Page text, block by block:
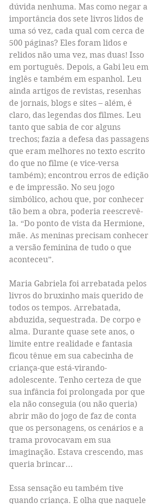
dúvida nenhuma. Mas como negar a
importância dos sete livros lidos de
uma só vez, cada qual com cerca de
500 páginas? Eles foram lidos e
relidos não uma vez, mas duas! Isso
em português. Depois, a Gabi leu em
inglês e também em espanhol. Leu
ainda artigos de revistas, resenhas
de jornais, blogs e sites – além, é
claro, das legendas dos filmes. Leu
tanto que sabia de cor alguns
trechos; fazia a defesa das passagens
que eram melhores no texto escrito
do que no filme (e vice-versa
também); encontrou erros de edição
e de impressão. No seu jogo
simbólico, achou que, por conhecer
tão bem a obra, poderia reescrevê-
la. “Do ponto de vista da Hermione,
mãe. As meninas precisam conhecer
a versão feminina de tudo o que
aconteceu”.
Maria Gabriela foi arrebatada pelos
livros do bruxinho mais querido de
todos os tempos. Arrebatada,
abduzida, sequestrada. De corpo e
alma. Durante quase sete anos, o
limite entre realidade e fantasia
ficou tênue em sua cabecinha de
criança-que está-virando-
adolescente. Tenho certeza de que
sua infância foi prolongada por que
ela não conseguia (ou não queria)
abrir mão do jogo de faz de conta
que os personagens, os cenários e a
trama provocavam em sua
imaginação. Estava crescendo, mas
queria brincar...
Essa sensação eu também tive
quando criança. E olha que naquele